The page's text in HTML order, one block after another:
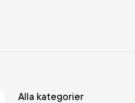
Alla kategorier